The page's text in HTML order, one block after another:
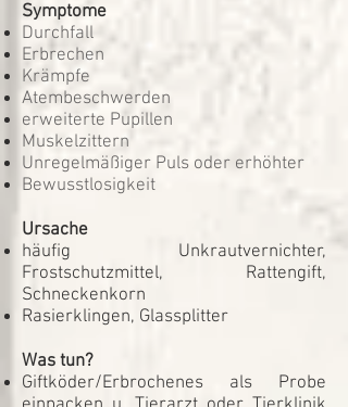
Symptome
Durchfall
Erbrechen
Krämpfe
Atembeschwerden
erweiterte Pupillen
Muskelzittern
Unregelmäßiger Puls oder erhöhter
Bewusstlosigkeit
Ursache
häufig Unkrautvernichter,
Frostschutzmittel, Rattengift,
Schneckenkorn
Rasierklingen, Glassplitter
Was tun?
Giftköder/Erbrochenes als Probe